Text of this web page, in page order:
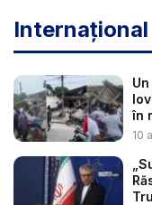
Internațional
în
10